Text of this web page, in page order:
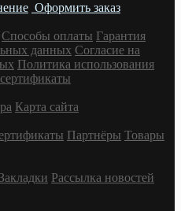
Оформить заказ
Cпособы оплаты Гарантия
данных Согласие на
Политика использования
Карта сайта
Партнёры Товары
Закладки Рассылка новостей